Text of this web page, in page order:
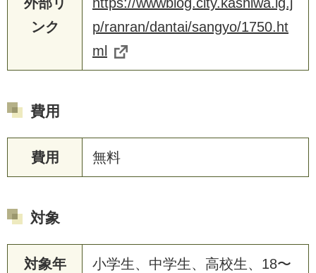
外部リ
ンク
https://wwwblog.city.kashiwa.lg.j
p/ranran/dantai/sangyo/1750.ht
ml
費用
費用 無料
対象
対象年
小学生、中学生、高校生、18〜